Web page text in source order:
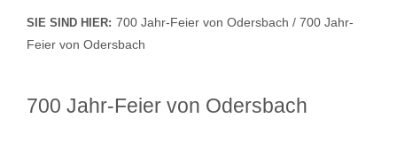
SIE SIND HIER: 700 Jahr-Feier von Odersbach / 700 Jahr-
Feier von Odersbach
700 Jahr-Feier von Odersbach